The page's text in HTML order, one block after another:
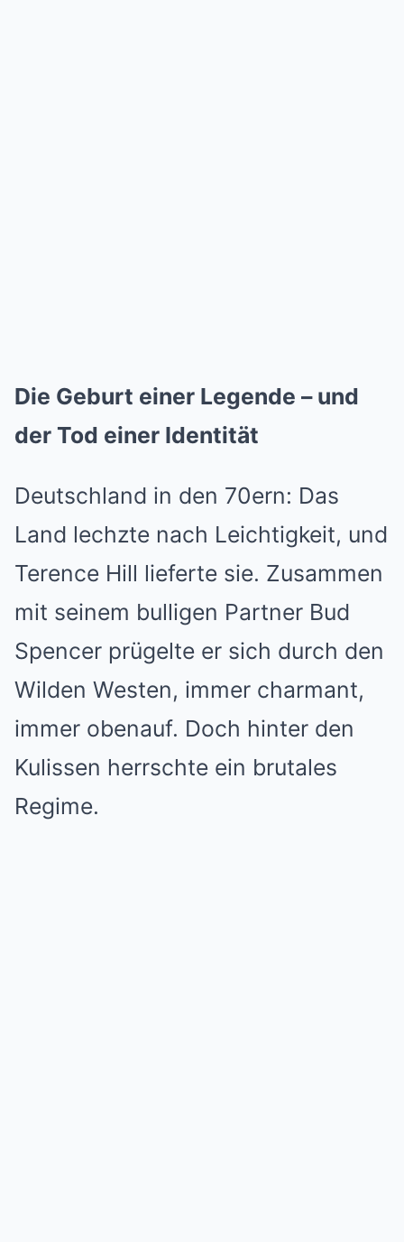
Die Geburt einer Legende – und
der Tod einer Identität
Deutschland in den 70ern: Das
Land lechzte nach Leichtigkeit, und
Terence Hill lieferte sie. Zusammen
mit seinem bulligen Partner Bud
Spencer prügelte er sich durch den
Wilden Westen, immer charmant,
immer obenauf. Doch hinter den
Kulissen herrschte ein brutales
Regime.